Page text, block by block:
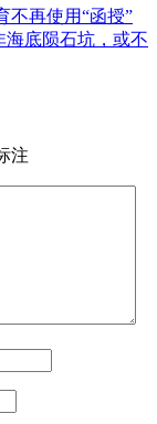
不再使用“函授”
海底陨石坑，或不
注